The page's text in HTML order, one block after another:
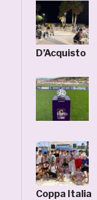
D’Acquisto
Coppa Italia